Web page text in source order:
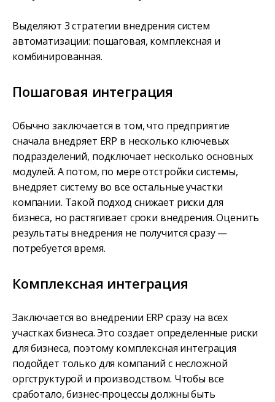
Выделяют 3 стратегии внедрения систем
автоматизации: пошаговая, комплексная и
комбинированная.
Пошаговая интеграция
Обычно заключается в том, что предприятие
сначала внедряет ERP в несколько ключевых
подразделений, подключает несколько основных
модулей. А потом, по мере отстройки системы,
внедряет систему во все остальные участки
компании. Такой подход снижает риски для
бизнеса, но растягивает сроки внедрения. Оценить
результаты внедрения не получится сразу —
потребуется время.
Комплексная интеграция
Заключается во внедрении ERP сразу на всех
участках бизнеса. Это создает определенные риски
для бизнеса, поэтому комплексная интеграция
подойдет только для компаний с несложной
оргструктурой и производством. Чтобы все
сработало, бизнес-процессы должны быть